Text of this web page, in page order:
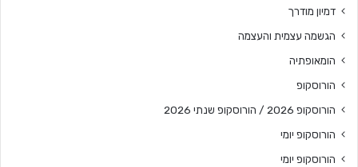
דמיון מודרך
הגשמה עצמית והעצמה
הומאופתיה
הורוסקופ
הורוסקופ 2026 / הורוסקופ שנתי 2026
הורוסקופ יומי
הורוסקופ יומי